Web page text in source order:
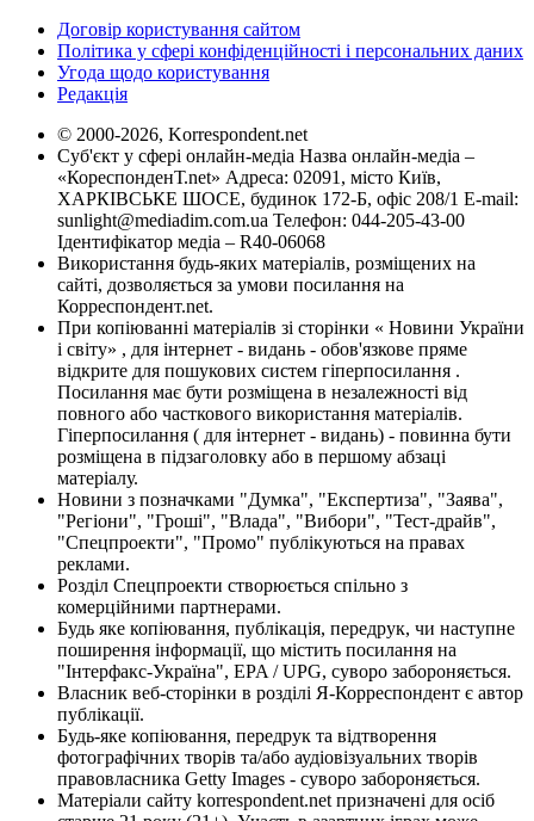
Договір користування сайтом
Політика у сфері конфіденційності і персональних даних
Угода щодо користування
Редакція
© 2000-2026, Korrespondent.net
Суб'єкт у сфері онлайн-медіа Назва онлайн-медіа –
«КореспонденТ.net» Адреса: 02091, місто Київ,
ХАРКІВСЬКЕ ШОСЕ, будинок 172-Б, офіс 208/1 E-mail:
sunlight@mediadim.com.ua Телефон: 044-205-43-00
Ідентифікатор медіа – R40-06068
Використання будь-яких матеріалів, розміщених на
сайті, дозволяється за умови посилання на
Корреспондент.net.
При копіюванні матеріалів зі сторінки « Новини України
і світу» , для інтернет - видань - обов'язкове пряме
відкрите для пошукових систем гіперпосилання .
Посилання має бути розміщена в незалежності від
повного або часткового використання матеріалів.
Гіперпосилання ( для інтернет - видань) - повинна бути
розміщена в підзаголовку або в першому абзаці
матеріалу.
Новини з позначками "Думка", "Експертиза", "Заява",
"Регіони", "Гроші", "Влада", "Вибори", "Тест-драйв",
"Спецпроекти", "Промо" публікуються на правах
реклами.
Розділ Спецпроекти створюється спільно з
комерційними партнерами.
Будь яке копіювання, публікація, передрук, чи наступне
поширення інформації, що містить посилання на
"Інтерфакс-Україна", EPA / UPG, суворо забороняється.
Власник веб-сторінки в розділі Я-Корреспондент є автор
публікації.
Будь-яке копіювання, передрук та відтворення
фотографічних творів та/або аудіовізуальних творів
правовласника Getty Images - суворо забороняється.
Матеріали сайту korrespondent.net призначені для осіб